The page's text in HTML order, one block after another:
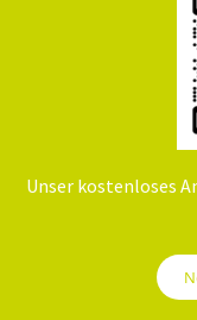
Ich kann
dankbar
Unser kostenloses